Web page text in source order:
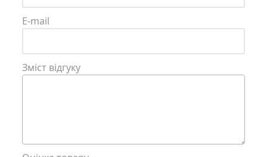
E-mail
Зміст відгуку